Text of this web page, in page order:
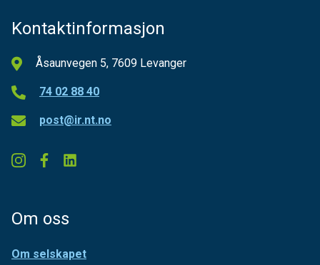
Kontaktinformasjon
Åsaunvegen 5, 7609 Levanger
74 02 88 40
post@ir.nt.no
Om oss
Om selskapet